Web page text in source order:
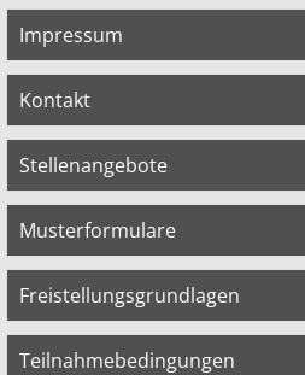
Impressum
Kontakt
Stellenangebote
Musterformulare
Freistellungsgrundlagen
Teilnahmebedingungen